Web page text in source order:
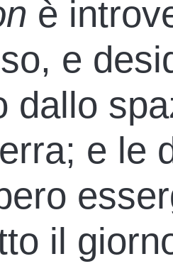
è
e
dallo
e le
il